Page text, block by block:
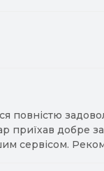
повністю
приїхав добре
сервісом.